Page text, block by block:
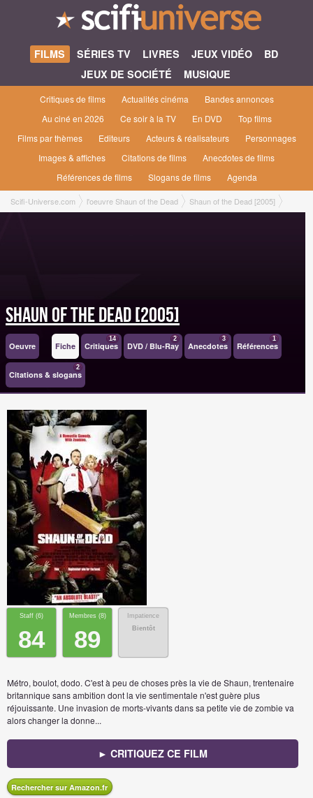
FILMS SÉRIES TV LIVRES JEUX VIDÉO
BD
JEUX DE SOCIÉTÉ
MUSIQUE
Critiques de films Actualités cinéma
Bandes annonces
Au ciné en 2026
Ce soir à la TV En DVD
Top films
Films par thèmes
Editeurs Acteurs & réalisateurs
Personnages
Images & affiches
Citations de films
Anecdotes de films
Références de films
Slogans de films Agenda
Scifi-Universe.com l'oeuvre Shaun of the Dead Shaun of the Dead [2005]
Shaun of the Dead [2005]
Oeuvre Fiche Critiques
14
DVD / Blu-Ray
2
Anecdotes
3
Références
1
Citations & slogans
2
Staff (6)
84
Membres (8)
89
Impatience
Bientôt
Métro, boulot, dodo. C'est à peu de choses près la vie de Shaun, trentenaire
britannique sans ambition dont la vie sentimentale n'est guère plus
réjouissante. Une invasion de morts-vivants dans sa petite vie de zombie va
alors changer la donne...
► CRITIQUEZ CE FILM
Rechercher sur Amazon.fr